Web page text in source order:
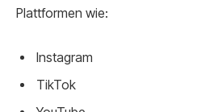
Plattformen wie:
Instagram
TikTok